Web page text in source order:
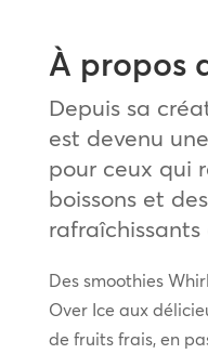
À propos
Depuis sa
est devenu
pour ceux qui
boissons et
Des smoothies
Over Ice aux
de fruits frais, en